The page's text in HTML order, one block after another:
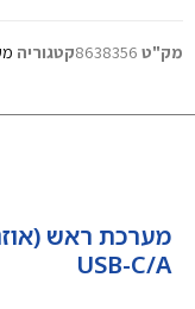
USB-C/A
מק"ט 8638356קטגוריה